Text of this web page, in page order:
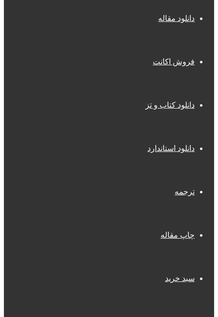
دانلود مقاله
فروش اکانت
دانلود کتاب و تز
دانلود استاندارد
ترجمه
چاپ مقاله
سبد خرید